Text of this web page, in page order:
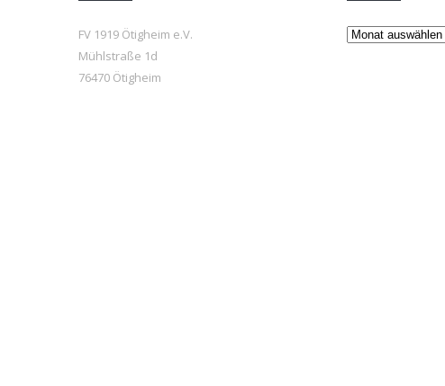
FV 1919 Ötigheim e.V.
Mühlstraße 1d
76470 Ötigheim
Beiträge